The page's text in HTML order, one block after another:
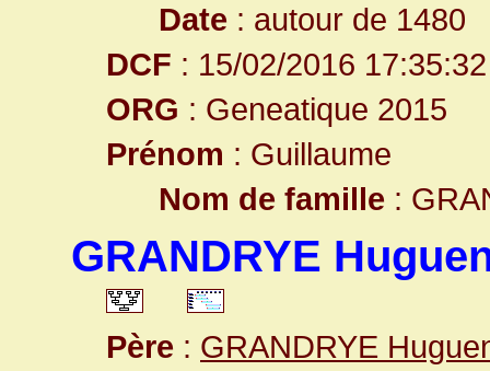
Date : autour de 1480
DCF : 15/02/2016 17:35:32
ORG : Geneatique 2015
Prénom : Guillaume
Nom de famille :
GRANDRYE
Père : GRANDRYE